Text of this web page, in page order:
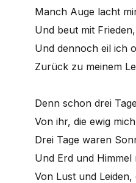
Manch Auge lacht
Und beut mit
Und dennoch eil ich
Zurück zu meinem
Denn schon drei
Von ihr, die ewig
Drei Tage waren
Und Erd und
Von Lust und Leiden,